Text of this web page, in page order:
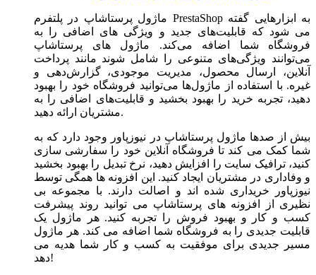
ماژول‌ پرستاشاپ در پلتفرم PrestaShop به ابزارهایی گفته
می شود که قابلیت‌های جدید و ویژگی های اضافی را به
فروشگاه شما اضافه می‌کند. ماژول های پرستاشاپ
می‌توانند ویژگی‌های متنوعی را شامل شوند مانند پرداخت
آنلاین، ارسال محصول، مدیریت موجودی، گزارش‌دهی و
غیره. با استفاده از ماژول‌ها می‌توانید فروشگاه خود را بهبود
دهید، تجربه خرید را بهبود بخشید و قابلیت‌های اضافی را به
مشتریان ارائه دهید.
بیش از صدها ماژول پرستاشاپ در نیوزپاور وجود دارد که به
شما کمک می کند تا فروشگاه آنلاین خود را سفارشی سازی
کنید، ترافیک سایت را افزایش دهید، نرخ تبدیل را بهبود بخشید
و وفاداری در مشتریان ایجاد کنید. این افزونه ها همگی توسط
نیوزپاور خریداری شده اند و اصالت دارند. با مجموعه بی
نظیری از افزونه های پرستاشاپ می توانید روند پیشرفت
کسب و کار و بهبود فروش را تجربه کنید. هر ماژول یک
قابلیت جدیدی را به فروشگاه شما اضافه می کند. هر ماژول
مسیر جدیدی برای موفقیت به کسب و کار شما هدیه می
دهد!